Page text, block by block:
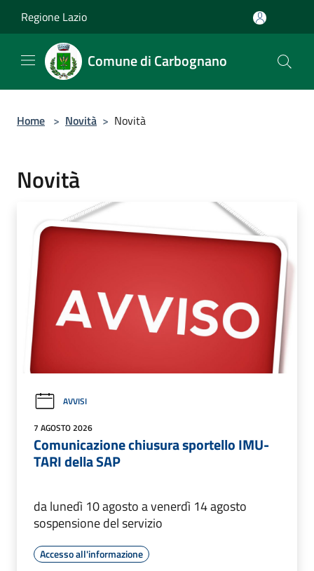
Regione Lazio
Comune di Carbognano
Home > Novità > Novità
Novità
AVVISI
7 AGOSTO 2026
Comunicazione chiusura sportello IMU-
TARI della SAP
da lunedì 10 agosto a venerdì 14 agosto
sospensione del servizio
Accesso all'informazione